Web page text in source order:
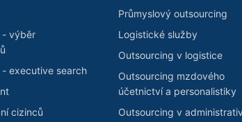
- výběr
- executive search
cizinců
Průmyslový outsourcing
Logistické služby
Outsourcing v logistice
Outsourcing mzdového
účetnictví a personalistiky
Outsourcing v